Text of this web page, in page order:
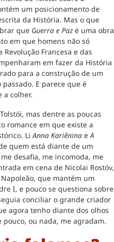
um posicionamento de
da História. Mas o que
que Guerra e Paz é uma obra
em que homens não só
Francesa e das
em fazer da História
para a construção de um
E parece que é
a colher.
mas dentre as poucas
romance em que existe a
Li Anna Kariênina e A
quem está diante de um
me desafia, me incomoda, me
em cena de Nicolai Rostóv,
que mantém um
I, e pouco se questiona sobre
conciliar o grande criador
agora tenho diante dos olhos
ou nada, me agradam.